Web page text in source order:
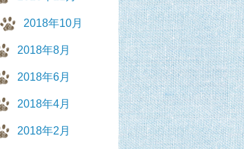
2018年10月
2018年8月
2018年6月
2018年4月
2018年2月